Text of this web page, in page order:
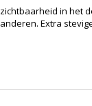
in het
Extra